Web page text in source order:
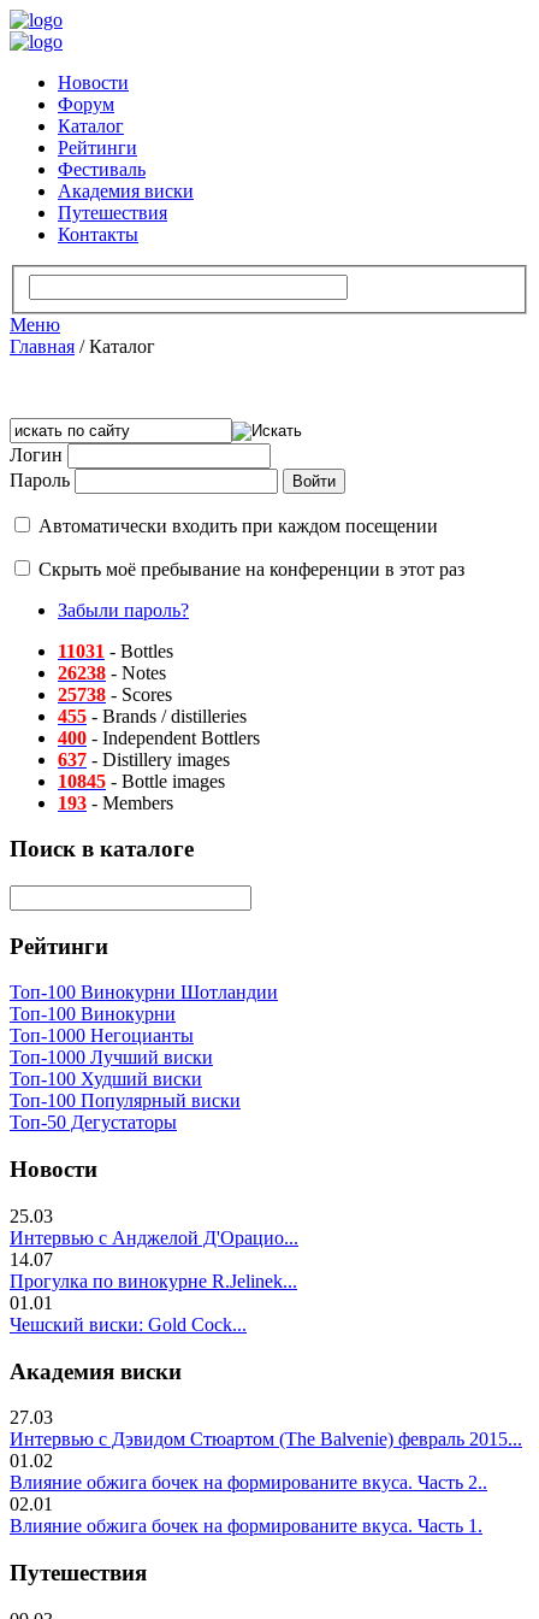
Новости
Форум
Каталог
Рейтинги
Фестиваль
Академия виски
Путешествия
Контакты
Меню
Главная /Каталог
Логин
Пароль
Автоматически входить при каждом посещении
Скрыть моё пребывание на конференции в этот раз
Забыли пароль?
11031 - Bottles
26238 - Notes
25738 - Scores
455 - Brands / distilleries
400 - Independent Bottlers
637 - Distillery images
10845 - Bottle images
193 - Members
Поиск в каталоге
Рейтинги
Топ-100 Винокурни Шотландии
Топ-100 Винокурни
Топ-1000 Негоцианты
Топ-1000 Лучший виски
Топ-100 Худший виски
Топ-100 Популярный виски
Топ-50 Дегустаторы
Новости
25.03
Интервью с Анджелой Д'Орацио...
14.07
Прогулка по винокурне R.Jelinek...
01.01
Чешский виски: Gold Cock...
Академия виски
27.03
Интервью с Дэвидом Стюартом (The Balvenie) февраль 2015...
01.02
Влияние обжига бочек на формированите вкуса. Часть 2..
02.01
Влияние обжига бочек на формированите вкуса. Часть 1.
Путешествия